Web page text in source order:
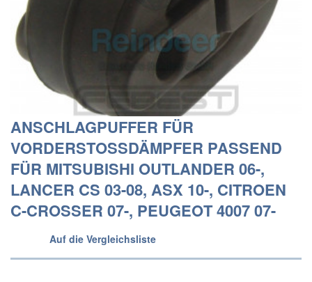
ANSCHLAGPUFFER FÜR
VORDERSTOSSDÄMPFER PASSEND F
ÜR MITSUBISHI OUTLANDER 06-, L
ANCER CS 03-08, ASX 10-, CITROEN C
-CROSSER 07-, PEUGEOT 4007 07-
Auf die Vergleichsliste